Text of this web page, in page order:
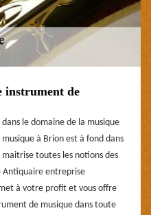
instrument de
le domaine de la musique
à Brion est à fond dans
toutes les notions des
Antiquaire entreprise
à votre profit et vous offre
de musique dans toute